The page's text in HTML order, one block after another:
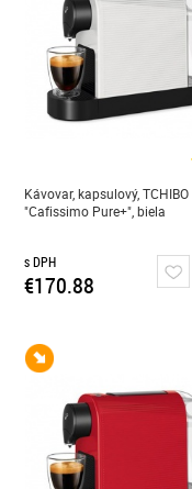
Kávovar, kapsulový, TCHIBO
"Cafissimo Pure+", biela
s DPH
€170.88